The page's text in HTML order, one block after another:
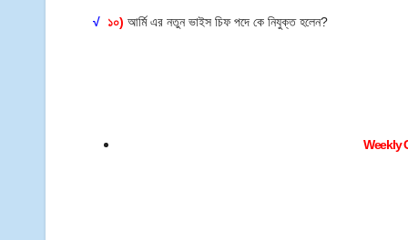
√ ১০) আর্মি এর নতুন ভাইস চিফ পদে কে নিযুক্ত হলেন?
Weekly